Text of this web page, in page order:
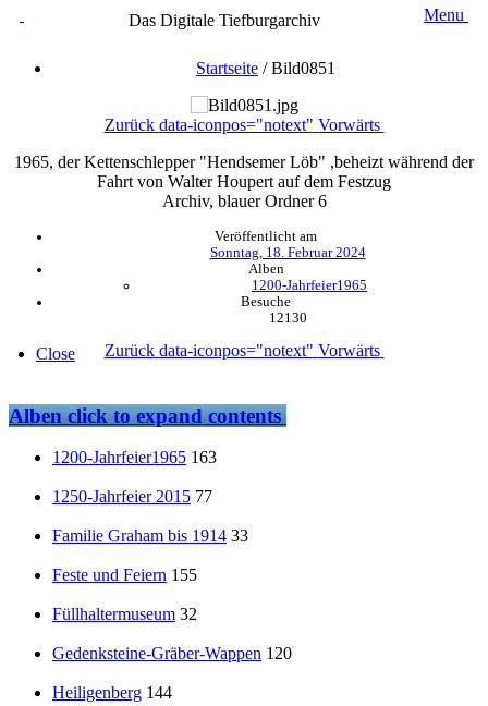
Das Digitale Tiefburgarchiv Menu
Startseite /Bild0851
Zurück data-iconpos="notext" Vorwärts
1965, der Kettenschlepper "Hendsemer Löb" ,beheizt während der
Fahrt von Walter Houpert auf dem Festzug
Archiv, blauer Ordner 6
Veröffentlicht am
Sonntag, 18. Februar 2024
Alben
1200-Jahrfeier1965
Besuche
12130
Zurück data-iconpos="notext" Vorwärts
Close
Albenclick to expand contents
1200-Jahrfeier1965 163
1250-Jahrfeier 2015 77
Familie Graham bis 1914 33
Feste und Feiern 155
Füllhaltermuseum 32
Gedenksteine-Gräber-Wappen 120
Heiligenberg 144